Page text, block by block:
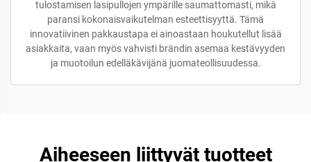
tulostamisen lasipullojen ympärille saumattomasti, mikä
paransi kokonaisvaikutelman esteettisyyttä. Tämä
innovatiivinen pakkaustapa ei ainoastaan houkutellut lisää
asiakkaita, vaan myös vahvisti brändin asemaa kestävyyden
ja muotoilun edelläkävijänä juomateollisuudessa.
Aiheeseen liittyvät tuotteet